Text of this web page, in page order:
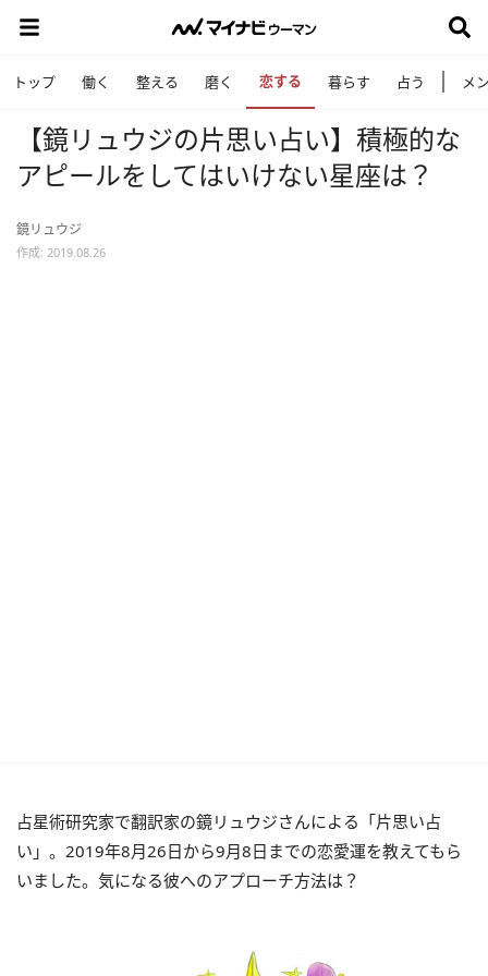
トップ 働く 整える 磨く 恋する 暮らす 占う メ
【鏡リュウジの片思い占い】積極的な
アピールをしてはいけない星座は？
鏡リュウジ
作成: 2019.08.26
占星術研究家で翻訳家の鏡リュウジさんによる「片思い占
い」。2019年8月26日から9月8日までの恋愛運を教えてもら
いました。気になる彼へのアプローチ方法は？